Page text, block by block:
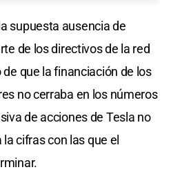
supuesta ausencia de
de los directivos de la red
que la financiación de los
no cerraba en los números
de acciones de Tesla no
cifras con las que el